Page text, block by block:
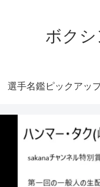
ボク
選手名鑑ピックアッ